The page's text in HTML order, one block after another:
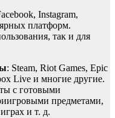
Instagram,
платформ.
так и для
: Steam, Riot Games, Epic
Live и многие другие.
с готовыми
предметами,
и т. д.